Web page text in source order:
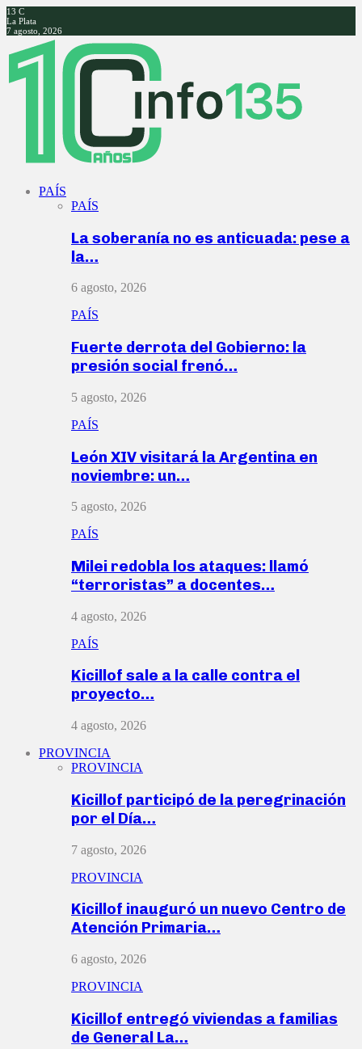
13 C
La Plata
7 agosto, 2026
Facebook
Twitter
Instagram
Youtube
PAÍS
PAÍS
La soberanía no es anticuada: pese a
la…
6 agosto, 2026
PAÍS
Fuerte derrota del Gobierno: la
presión social frenó…
5 agosto, 2026
PAÍS
León XIV visitará la Argentina en
noviembre: un…
5 agosto, 2026
PAÍS
Milei redobla los ataques: llamó
“terroristas” a docentes…
4 agosto, 2026
PAÍS
Kicillof sale a la calle contra el
proyecto…
4 agosto, 2026
PROVINCIA
PROVINCIA
Kicillof participó de la peregrinación
por el Día…
7 agosto, 2026
PROVINCIA
Kicillof inauguró un nuevo Centro de
Atención Primaria…
6 agosto, 2026
PROVINCIA
Kicillof entregó viviendas a familias
de General La…